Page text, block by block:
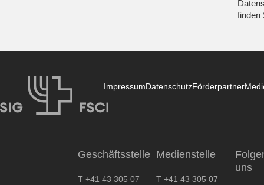
finden
ImpressumDatenschutzFörderpartner
Geschäftsstelle
T +41 43 305 07
Medienstelle
T +41 43 305 07
uns